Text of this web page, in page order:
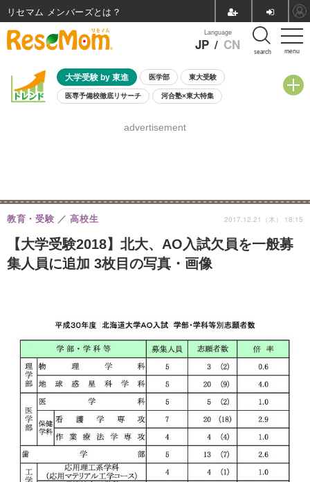
menu
Language
JP / CN search
大学受験 by 東進 医学部 東大受験
医専予備校徹底リサーチ 河合塾×東大特集
8月開催学校説明会・相談会
advertisement
【大学受験2018】北大、AO入試欠員を一般募
集人員に追加 3枚目の写真・画像
教育・受験 高校生 2017.12.21（木） 18:15
リセマム メンバーズ